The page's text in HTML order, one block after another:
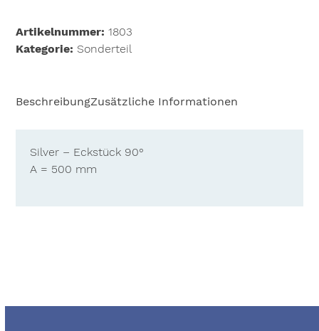
(QCB21)
-
Artikelnummer:1803
Kategorie: Sonderteil
BeschreibungZusätzliche Informationen
Silver – Eckstück 90°
A = 500 mm